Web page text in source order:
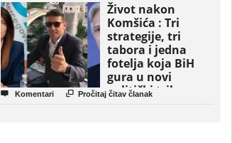
Život nakon
Komšića : Tri
strategije, tri
tabora i jedna
fotelja koja BiH
gura u novi
politički triler
 Komentari  Pročitaj čitav članak